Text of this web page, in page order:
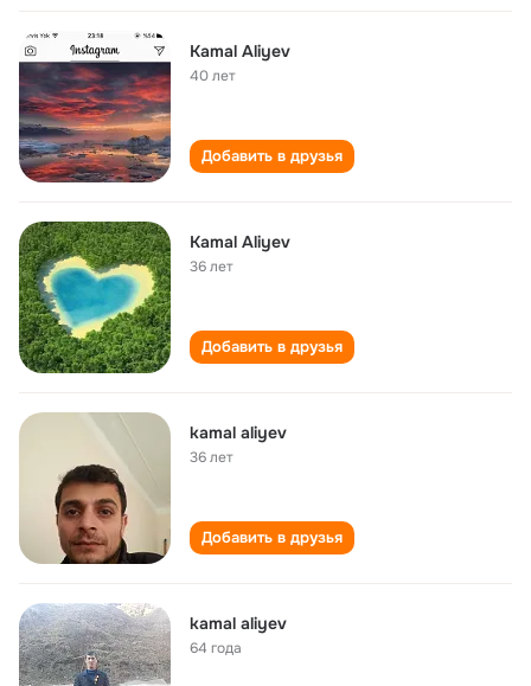
Kamal Aliyev
40 лет
Добавить в друзья
Kamal Aliyev
36 лет
Добавить в друзья
kamal aliyev
36 лет
Добавить в друзья
kamal aliyev
64 года